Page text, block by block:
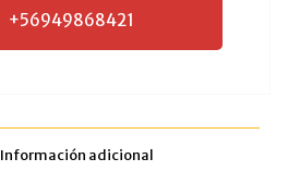
+56949868421
Información adicional